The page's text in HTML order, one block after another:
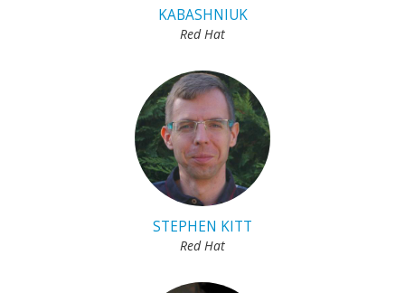
KABASHNIUK
Red Hat
STEPHEN KITT
Red Hat